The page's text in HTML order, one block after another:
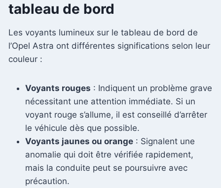
tableau de bord
Les voyants lumineux sur le tableau de bord de
l’Opel Astra ont différentes significations selon leur
couleur :
Voyants rouges : Indiquent un problème grave
nécessitant une attention immédiate. Si un
voyant rouge s’allume, il est conseillé d’arrêter
le véhicule dès que possible.
Voyants jaunes ou orange : Signalent une
anomalie qui doit être vérifiée rapidement,
mais la conduite peut se poursuivre avec
précaution.